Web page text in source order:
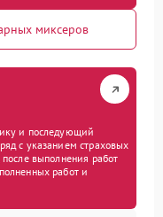
миксеров
и последующий
с указанием страховых
выполнения работ
работ и